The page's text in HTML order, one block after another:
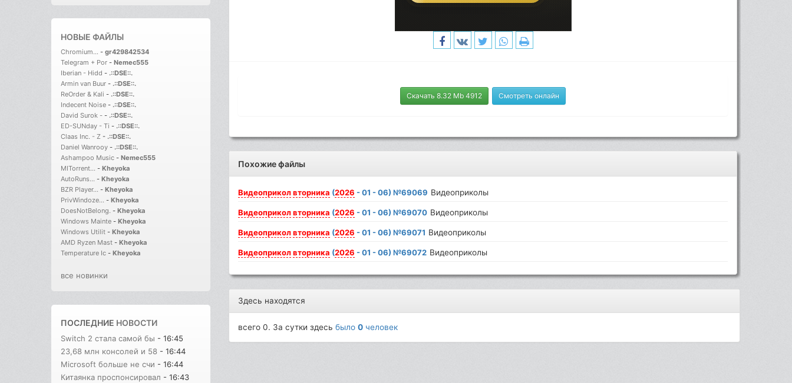
НОВЫЕ ФАЙЛЫ
Chromium... - gr429842534
Telegram + Por - Nemec555
Iberian - Hidd - .::DSE::.
Armin van Buur - .::DSE::.
ReOrder & Kali - .::DSE::.
Indecent Noise - .::DSE::.
David Surok - - .::DSE::.
ED-SUNday - Ti - .::DSE::.
Claas Inc. - Z - .::DSE::.
Daniel Wanrooy - .::DSE::.
Ashampoo Music - Nemec555
MITorrent... - Kheyoka
AutoRuns... - Kheyoka
BZR Player... - Kheyoka
PrivWindoze... - Kheyoka
DoesNotBelong. - Kheyoka
Windows Mainte - Kheyoka
Windows Utilit - Kheyoka
AMD Ryzen Mast - Kheyoka
Temperature Ic - Kheyoka
все новинки
ПОСЛЕДНИЕ НОВОСТИ
Switch 2 стала самой бы - 16:45
23,68 млн консолей и 58 - 16:44
Microsoft больше не счи - 16:44
Китаянка проспонсировал - 16:43
Скачать 8.32 Mb 4912 Смотреть онлайн
Похожие файлы
Видеоприколвторника (2026 - 01 - 06) №69069 Видеоприколы
Видеоприколвторника (2026 - 01 - 06) №69070 Видеоприколы
Видеоприколвторника (2026 - 01 - 06) №69071 Видеоприколы
Видеоприколвторника (2026 - 01 - 06) №69072 Видеоприколы
Здесь находятся
всего 0. За сутки здесьбыло0 человек